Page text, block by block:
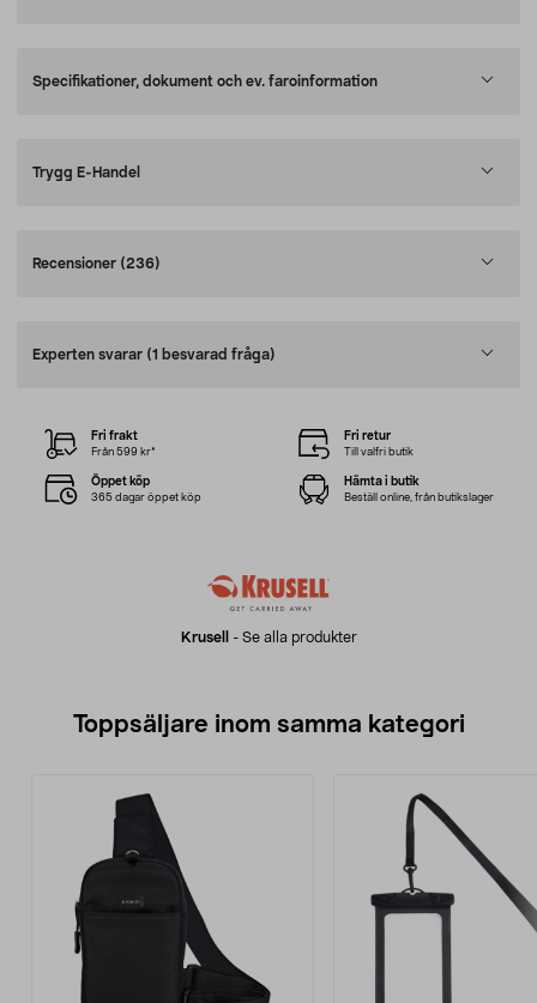
Specifikationer, dokument och ev. faroinformation
Trygg E-Handel
Recensioner (236)
Experten svarar (1 besvarad fråga)
Krusell - Se alla produkter
Fri frakt
Från 599 kr*
Fri retur
Till valfri butik
Öppet köp
365 dagar öppet köp
Hämta i butik
Beställ online, från butikslager
Toppsäljare inom samma kategori